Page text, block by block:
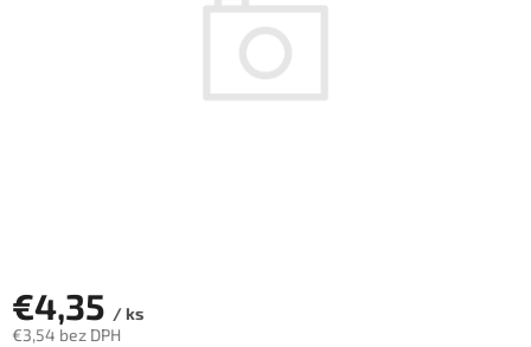
€4,35 / ks
€3,54 bez DPH